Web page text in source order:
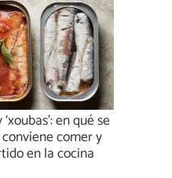
en qué se
comer y
en la cocina